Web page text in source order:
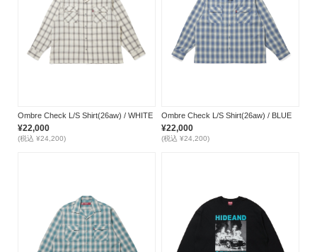
Ombre Check L/S Shirt(26aw) / WHITE
¥22,000
(税込 ¥24,200)
Ombre Check L/S Shirt(26aw) / BLUE
¥22,000
(税込 ¥24,200)